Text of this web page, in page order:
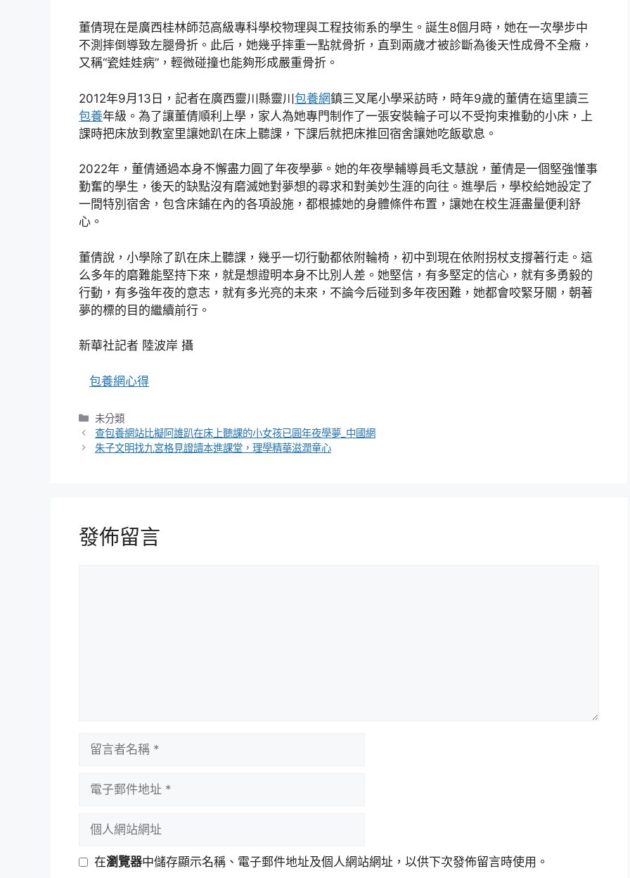
董倩現在是廣西桂林師范高級專科學校物理與工程技術系的學生。誕生8個月時，她在一次學步中
不測摔倒導致左腿骨折。此后，她幾乎摔重一點就骨折，直到兩歲才被診斷為後天性成骨不全癥，
又稱“瓷娃娃病”，輕微碰撞也能夠形成嚴重骨折。
2012年9月13日，記者在廣西靈川縣靈川包養網鎮三叉尾小學采訪時，時年9歲的董倩在這里讀三
包養年級。為了讓董倩順利上學，家人為她專門制作了一張安裝輪子可以不受拘束推動的小床，上
課時把床放到教室里讓她趴在床上聽課，下課后就把床推回宿舍讓她吃飯歇息。
2022年，董倩通過本身不懈盡力圓了年夜學夢。她的年夜學輔導員毛文慧說，董倩是一個堅強懂事
勤奮的學生，後天的缺點沒有磨滅她對夢想的尋求和對美妙生涯的向往。進學后，學校給她設定了
一間特別宿舍，包含床鋪在內的各項設施，都根據她的身體條件布置，讓她在校生涯盡量便利舒
心。
董倩說，小學除了趴在床上聽課，幾乎一切行動都依附輪椅，初中到現在依附拐杖支撐著行走。這
么多年的磨難能堅持下來，就是想證明本身不比別人差。她堅信，有多堅定的信心，就有多勇毅的
行動，有多強年夜的意志，就有多光亮的未來，不論今后碰到多年夜困難，她都會咬緊牙關，朝著
夢的標的目的繼續前行。
新華社記者 陸波岸 攝
包養網心得
分
類
未分類
查包養網站比擬阿誰趴在床上聽課的小女孩已圓年夜學夢_中國網
朱子文明找九宮格見證讀本進課堂，理學精華滋潤童心
發佈留言
址
網 在瀏覽器中儲存顯示名稱、電子郵件地址及個人網站網址，以供下次發佈留言時使用。